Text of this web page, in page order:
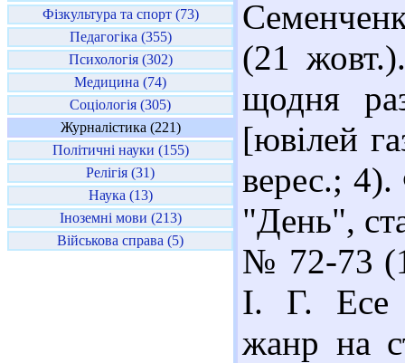
Фізкультура та спорт (73)
Педагогіка (355)
Психологія (302)
Медицина (74)
Соціологія (305)
Журналістика (221)
Політичні науки (155)
Релігія (31)
Наука (13)
Іноземні мови (213)
Військова справа (5)
(21
щодня
[ювілей
верес.;
"День",
№ 72-73
І. Г. Есе
жанр на